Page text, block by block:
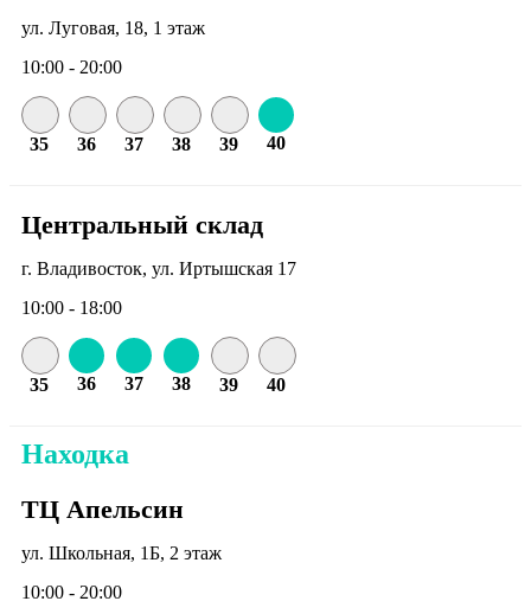
ул. Луговая, 18, 1 этаж
10:00 - 20:00
35 36 37 38 39 40
Центральный склад
г. Владивосток, ул. Иртышская 17
10:00 - 18:00
35 36 37 38 39 40
Находка
ТЦ Апельсин
ул. Школьная, 1Б, 2 этаж
10:00 - 20:00